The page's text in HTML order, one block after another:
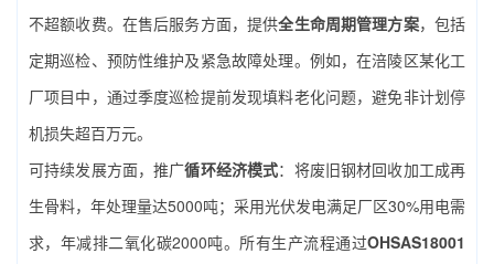
不超额收费。在售后服务方面，提供全生命周期管理方案，包括
定期巡检、预防性维护及紧急故障处理。例如，在涪陵区某化工
厂项目中，通过季度巡检提前发现填料老化问题，避免非计划停
机损失超百万元。
可持续发展方面，推广循环经济模式：将废旧钢材回收加工成再
生骨料，年处理量达5000吨；采用光伏发电满足厂区30%用电需
求，年减排二氧化碳2000吨。所有生产流程通过OHSAS18001